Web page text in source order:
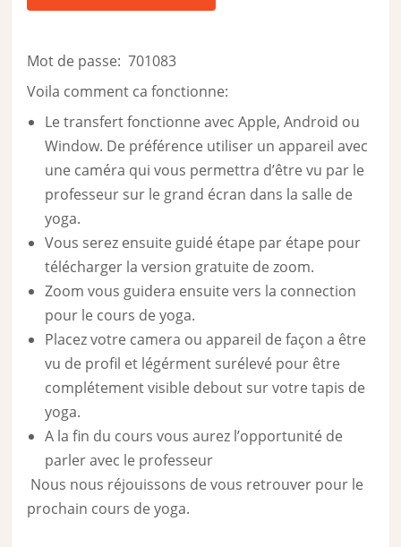
Mot de passe: 701083
Voila comment ca fonctionne:
Le transfert fonctionne avec Apple, Android ou
Window. De préférence utiliser un appareil avec
une caméra qui vous permettra d’être vu par le
professeur sur le grand écran dans la salle de
yoga.
Vous serez ensuite guidé étape par étape pour
télécharger la version gratuite de zoom.
Zoom vous guidera ensuite vers la connection
pour le cours de yoga.
Placez votre camera ou appareil de façon a être
vu de profil et légérment surélevé pour être
complétement visible debout sur votre tapis de
yoga.
A la fin du cours vous aurez l’opportunité de
parler avec le professeur
Nous nous réjouissons de vous retrouver pour le
prochain cours de yoga.